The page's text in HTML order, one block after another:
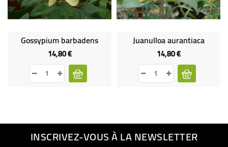
Gossypium barbadens
14,80 €Prix
Juanulloa aurantiaca
14,80 €Prix
INSCRIVEZ-VOUS À LA NEWSLETTER